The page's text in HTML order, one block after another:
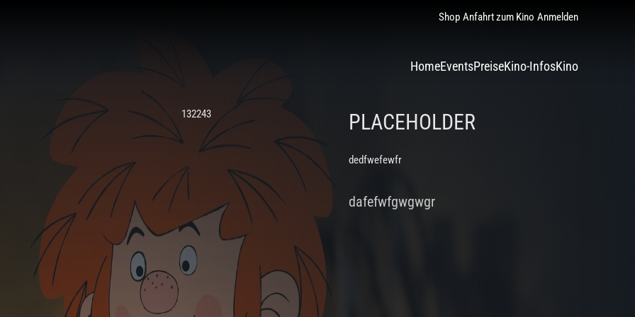
Shop Anfahrt zum Kino Anmelden
HomeEventsPreiseKino-InfosKino
132243 PLACEHOLDER
dedfwefewfr
dafefwfgwgwgr